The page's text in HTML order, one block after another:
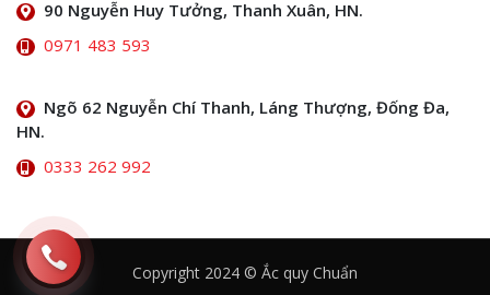
90 Nguyễn Huy Tưởng, Thanh Xuân, HN.
0971 483 593
Ngõ 62 Nguyễn Chí Thanh, Láng Thượng, Đống Đa,
HN.
0333 262 992
Copyright 2024 © Ắc quy Chuẩn